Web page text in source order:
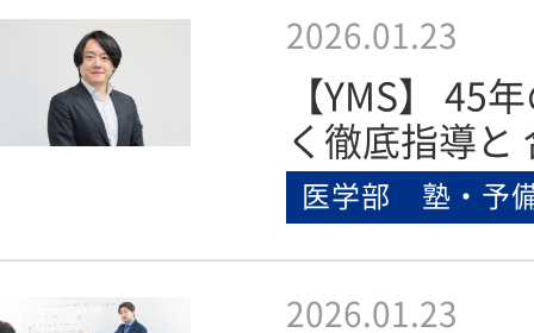
医学部 塾・予
2026.01.23
【YMS】 45
く徹底指導
2026.01.23